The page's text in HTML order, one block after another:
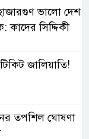
ভালো দেশ
কাদের সিদ্দিকী
জালিয়াতি!
তপশিল ঘোষণা